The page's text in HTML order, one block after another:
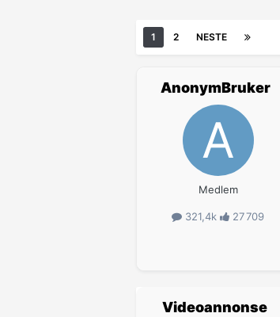
1 2 NESTE
AnonymBruker
Medlem
321,4k 27 709
Videoannonse